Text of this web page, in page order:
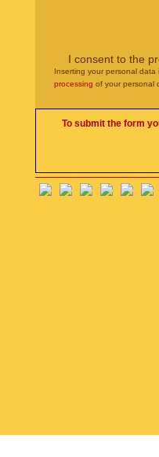
I consent to the
Inserting your personal
processing of your personal
To submit the form